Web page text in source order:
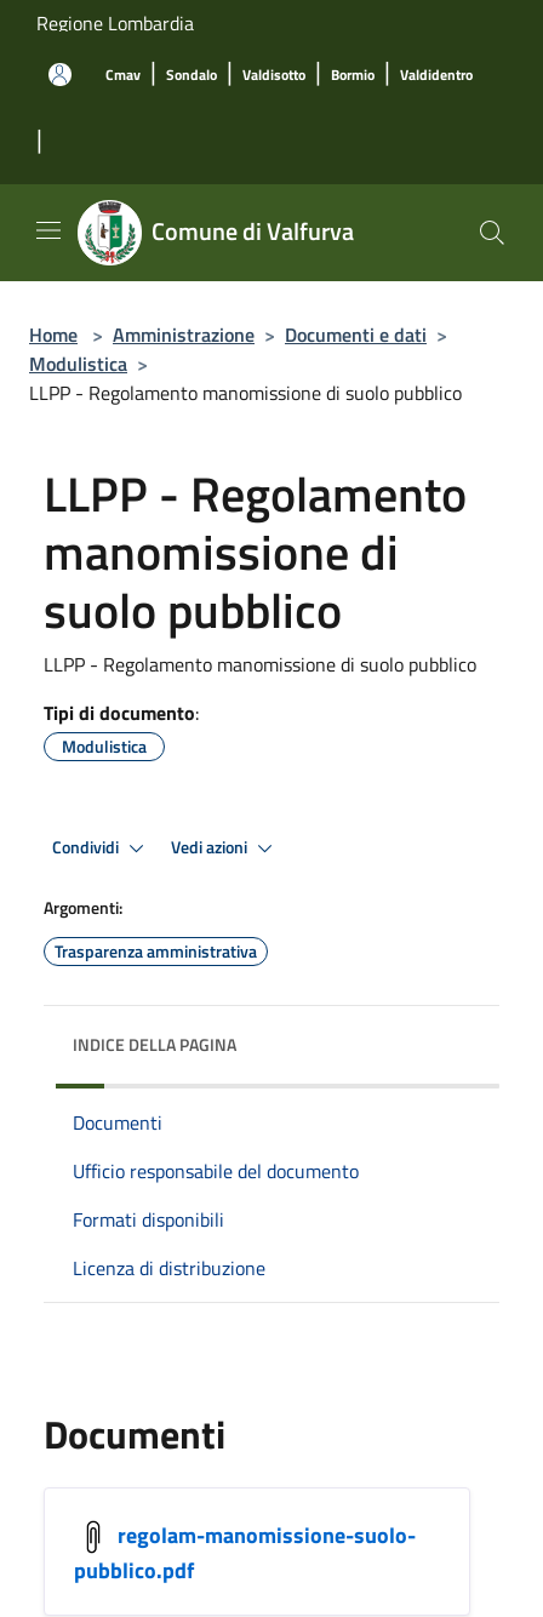
Salta al contenuto principale
Regione Lombardia
Cmav | Sondalo | Valdisotto | Bormio | Valdidentro
|
Comune di Valfurva
Home > Amministrazione > Documenti e dati >
Modulistica >
LLPP - Regolamento manomissione di suolo pubblico
LLPP - Regolamento
manomissione di
suolo pubblico
LLPP - Regolamento manomissione di suolo pubblico
Tipi di documento:
Modulistica
Condividi Vedi azioni
Argomenti:
Trasparenza amministrativa
INDICE DELLA PAGINA
Documenti
Ufficio responsabile del documento
Formati disponibili
Licenza di distribuzione
Documenti
regolam-manomissione-suolo-
pubblico.pdf